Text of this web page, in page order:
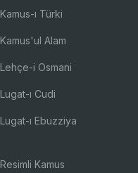
Kamus-ı Türki
Kamus'ul Alam
Lehçe-i Osmani
Lugat-ı Cudi
Lugat-ı Ebuzziya
Resimli Kamus